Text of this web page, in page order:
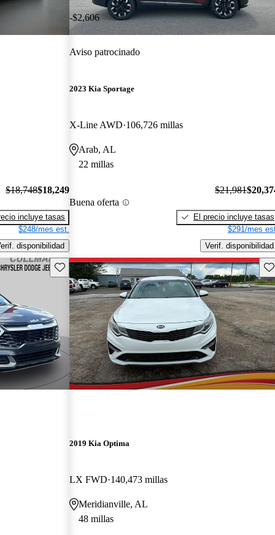
$18,748$18,249
incluye tasas
$248/mes est.
disponibilidad
-$2,606
Aviso patrocinado
2023 Kia Sportage
X-Line AWD 106,726 millas
Arab, AL
22 millas
Buena oferta
$21,981
El precio incluye tasas
$291/mes
Verif. disponibilidad
Guarda este Aviso
2019 Kia Optima
LX FWD 140,473 millas
Meridianville, AL
48 millas